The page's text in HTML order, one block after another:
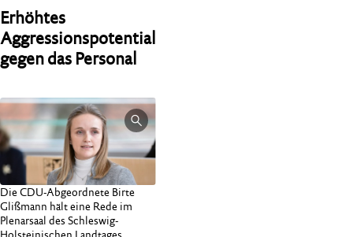
Erhöhtes
Aggressionspotential
gegen das Personal
Die CDU-Abgeordnete Birte
Glißmann hält eine Rede im
Plenarsaal des Schleswig-